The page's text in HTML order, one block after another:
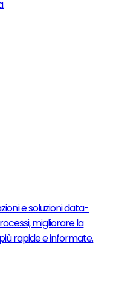
e soluzioni data-
migliorare la
rapide e informate.